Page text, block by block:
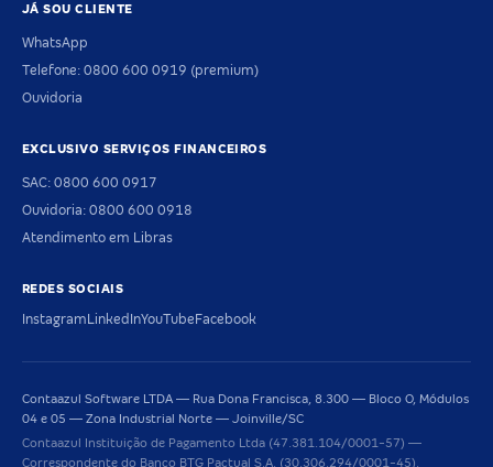
JÁ SOU CLIENTE
WhatsApp
Telefone: 0800 600 0919 (premium)
Ouvidoria
EXCLUSIVO SERVIÇOS FINANCEIROS
SAC: 0800 600 0917
Ouvidoria: 0800 600 0918
Atendimento em Libras
REDES SOCIAIS
InstagramLinkedInYouTubeFacebook
Contaazul Software LTDA — Rua Dona Francisca, 8.300 — Bloco O, Módulos
04 e 05 — Zona Industrial Norte — Joinville/SC
Contaazul Instituição de Pagamento Ltda (47.381.104/0001-57) —
Correspondente do Banco BTG Pactual S.A. (30.306.294/0001-45).